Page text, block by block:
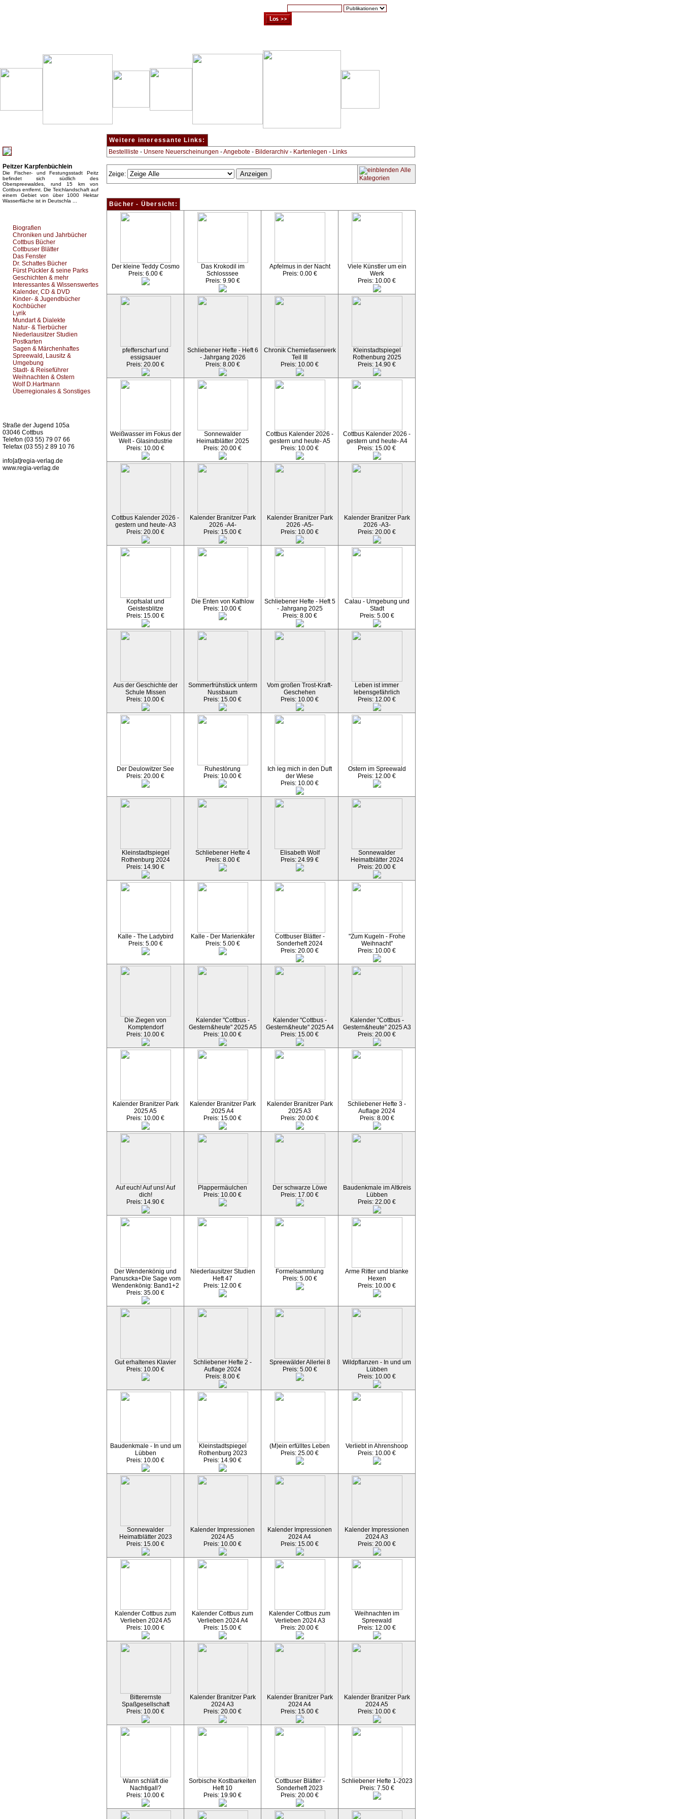
Peitzer Karpfenbüchlein
Die Fischer- und Festungsstadt Peitz
befindet sich südlich des
Oberspreewaldes, rund 15 km von
Cottbus entfernt. Die Teichlandschaft auf
einem Gebiet von über 1000 Hektar
Wasserfläche ist in Deutschla ...
Biografien
Chroniken und Jahrbücher
Cottbus Bücher
Cottbuser Blätter
Das Fenster
Dr. Schattes Bücher
Fürst Pückler & seine Parks
Geschichten & mehr
Interessantes & Wissenswertes
Kalender, CD & DVD
Kinder- & Jugendbücher
Kochbücher
Lyrik
Mundart & Dialekte
Natur- & Tierbücher
Niederlausitzer Studien
Postkarten
Sagen & Märchenhaftes
Spreewald, Lausitz &
Umgebung
Stadt- & Reiseführer
Weihnachten & Ostern
Wolf D.Hartmann
Überregionales & Sonstiges
Straße der Jugend 105a
03046 Cottbus
Telefon (03 55) 79 07 66
Telefax (03 55) 2 89 10 76
info[at]regia-verlag.de
www.regia-verlag.de
Weitere interessante Links:
Bestellliste - Unsere Neuerscheinungen -Angebote - Bilderarchiv - Kartenlegen - Links
Zeige:
Alle
Kategorien
Bücher - Übersicht:
Der kleine Teddy Cosmo
Preis: 6.00 €
Das Krokodil im
Schlosssee
Preis: 9.90 €
Apfelmus in der Nacht
Preis: 0.00 €
Viele Künstler um ein
Werk
Preis: 10.00 €
pfefferscharf und
essigsauer
Preis: 20.00 €
Schliebener Hefte - Heft 6
- Jahrgang 2026
Preis: 8.00 €
Chronik Chemiefaserwerk
Teil III
Preis: 10.00 €
Kleinstadtspiegel
Rothenburg 2025
Preis: 14.90 €
Weißwasser im Fokus der
Welt - Glasindustrie
Preis: 10.00 €
Sonnewalder
Heimatblätter 2025
Preis: 20.00 €
Cottbus Kalender 2026 -
gestern und heute- A5
Preis: 10.00 €
Cottbus Kalender 2026 -
gestern und heute- A4
Preis: 15.00 €
Cottbus Kalender 2026 -
gestern und heute- A3
Preis: 20.00 €
Kalender Branitzer Park
2026 -A4-
Preis: 15.00 €
Kalender Branitzer Park
2026 -A5-
Preis: 10.00 €
Kalender Branitzer Park
2026 -A3-
Preis: 20.00 €
Kopfsalat und
Geistesblitze
Preis: 15.00 €
Die Enten von Kathlow
Preis: 10.00 €
Schliebener Hefte - Heft 5
- Jahrgang 2025
Preis: 8.00 €
Calau - Umgebung und
Stadt
Preis: 5.00 €
Aus der Geschichte der
Schule Missen
Preis: 10.00 €
Sommerfrühstück unterm
Nussbaum
Preis: 15.00 €
Vom großen Trost-Kraft-
Geschehen
Preis: 10.00 €
Leben ist immer
lebensgefährlich
Preis: 12.00 €
Der Deulowitzer See
Preis: 20.00 €
Ruhestörung
Preis: 10.00 €
Ich leg mich in den Duft
der Wiese
Preis: 10.00 €
Ostern im Spreewald
Preis: 12.00 €
Kleinstadtspiegel
Rothenburg 2024
Preis: 14.90 €
Schliebener Hefte 4
Preis: 8.00 €
Elisabeth Wolf
Preis: 24.99 €
Sonnewalder
Heimatblätter 2024
Preis: 20.00 €
Kalle - The Ladybird
Preis: 5.00 €
Kalle - Der Marienkäfer
Preis: 5.00 €
Cottbuser Blätter -
Sonderheft 2024
Preis: 20.00 €
"Zum Kugeln - Frohe
Weihnacht"
Preis: 10.00 €
Die Ziegen von
Komptendorf
Preis: 10.00 €
Kalender "Cottbus -
Gestern&heute" 2025 A5
Preis: 10.00 €
Kalender "Cottbus -
Gestern&heute" 2025 A4
Preis: 15.00 €
Kalender "Cottbus -
Gestern&heute" 2025 A3
Preis: 20.00 €
Kalender Branitzer Park
2025 A5
Preis: 10.00 €
Kalender Branitzer Park
2025 A4
Preis: 15.00 €
Kalender Branitzer Park
2025 A3
Preis: 20.00 €
Schliebener Hefte 3 -
Auflage 2024
Preis: 8.00 €
Auf euch! Auf uns! Auf
dich!
Preis: 14.90 €
Plappermäulchen
Preis: 10.00 €
Der schwarze Löwe
Preis: 17.00 €
Baudenkmale im Altkreis
Lübben
Preis: 22.00 €
Der Wendenkönig und
Panuscka+Die Sage vom
Wendenkönig: Band1+2
Preis: 35.00 €
Niederlausitzer Studien
Heft 47
Preis: 12.00 €
Formelsammlung
Preis: 5.00 €
Arme Ritter und blanke
Hexen
Preis: 10.00 €
Gut erhaltenes Klavier
Preis: 10.00 €
Schliebener Hefte 2 -
Auflage 2024
Preis: 8.00 €
Spreewälder Allerlei 8
Preis: 5.00 €
Wildpflanzen - In und um
Lübben
Preis: 10.00 €
Baudenkmale - In und um
Lübben
Preis: 10.00 €
Kleinstadtspiegel
Rothenburg 2023
Preis: 14.90 €
(M)ein erfülltes Leben
Preis: 25.00 €
Verliebt in Ahrenshoop
Preis: 10.00 €
Sonnewalder
Heimatblätter 2023
Preis: 15.00 €
Kalender Impressionen
2024 A5
Preis: 10.00 €
Kalender Impressionen
2024 A4
Preis: 15.00 €
Kalender Impressionen
2024 A3
Preis: 20.00 €
Kalender Cottbus zum
Verlieben 2024 A5
Preis: 10.00 €
Kalender Cottbus zum
Verlieben 2024 A4
Preis: 15.00 €
Kalender Cottbus zum
Verlieben 2024 A3
Preis: 20.00 €
Weihnachten im
Spreewald
Preis: 12.00 €
Bitterernste
Spaßgesellschaft
Preis: 10.00 €
Kalender Branitzer Park
2024 A3
Preis: 20.00 €
Kalender Branitzer Park
2024 A4
Preis: 15.00 €
Kalender Branitzer Park
2024 A5
Preis: 10.00 €
Wann schläft die
Nachtigall?
Preis: 10.00 €
Sorbische Kostbarkeiten
Heft 10
Preis: 19.90 €
Cottbuser Blätter -
Sonderheft 2023
Preis: 20.00 €
Schliebener Hefte 1-2023
Preis: 7.50 €